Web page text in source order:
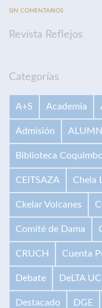
SIN COMENTARIOS
Revista Reflejos
Categorías
A+S Academia
Admisión
Biblioteca
CEITSAZA Chela
Ckelar Volcanes
Comité de Dama
CRUCH Cuenta
Debate DeLTA
Destacado DGE